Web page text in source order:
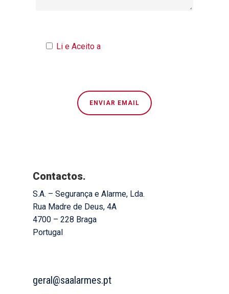
Li e Aceito a
Contactos.
S.A. – Segurança e Alarme, Lda.
Rua Madre de Deus, 4A
4700 – 228 Braga
Portugal
geral@saalarmes.pt